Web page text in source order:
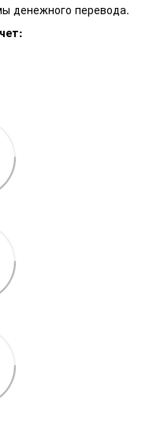
денежного перевода.